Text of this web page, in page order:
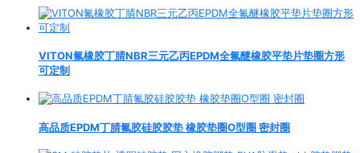
VITON氟橡胶丁腈NBR三元乙丙EPDM全氟醚橡胶平垫片垫圈方形
可定制
高品质EPDM丁腈氟胶硅胶胶垫 橡胶垫圈O型圈 密封圈